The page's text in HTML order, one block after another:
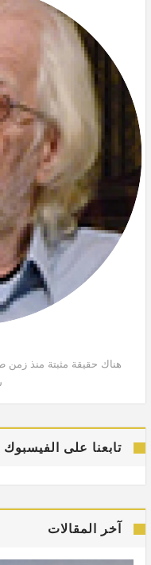
هناك حقيقة مثبتة منذ
تابعنا على الفيسبوك
آخر المقالات